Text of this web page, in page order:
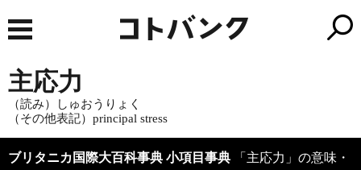
主応力
（読み）しゅおうりょく
（その他表記）principal stress
ブリタニカ国際大百科事典 小項目事典 「主応力」の意味・